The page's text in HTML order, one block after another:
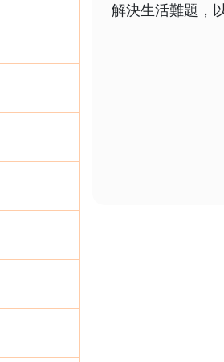
解決生活難題，